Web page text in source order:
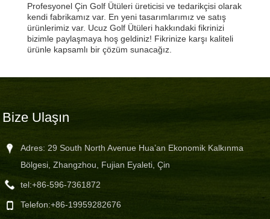
Profesyonel Çin Golf Ütüleri üreticisi ve tedarikçisi olarak
kendi fabrikamız var. En yeni tasarımlarımız ve satış
ürünlerimiz var. Ucuz Golf Ütüleri hakkındaki fikrinizi
bizimle paylaşmaya hoş geldiniz! Fikrinize karşı kaliteli
ürünle kapsamlı bir çözüm sunacağız.
Bize Ulaşın
Adres: 29 South North Avenue Hua’an Ekonomik Kalkınma
Bölgesi, Zhangzhou, Fujian Eyaleti, Çin
tel:+86-596-7361872
Telefon:+86-19959282676